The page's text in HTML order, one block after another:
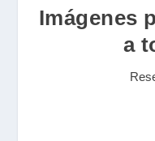
Imágenes
a